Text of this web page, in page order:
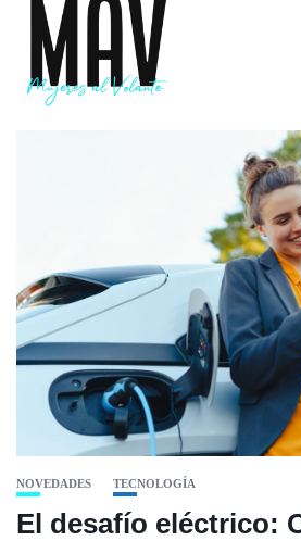
NOVEDADES TECNOLOGÍA
El desafío eléctrico: